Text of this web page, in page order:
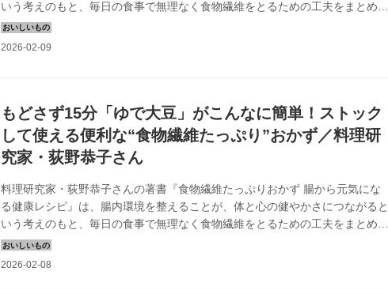
いう考えのもと、毎日の食事で無理なく食物繊維をとるための工夫をまとめた
一冊です。身近な食材で、簡単に。がんばりすぎず、続けられるレシピが紹介
されています。今回は、本書のなかから「にら玉餃子」のつくり方を紹介しま
もどさず15分「ゆで大豆」がこんなに簡単！ストック
して使える便利な“食物繊維たっぷり”おかず／料理研
究家・荻野恭子さん
料理研究家・荻野恭子さんの著書『食物繊維たっぷりおかず 腸から元気にな
る健康レシピ』は、腸内環境を整えることが、体と心の健やかさにつながると
いう考えのもと、毎日の食事で無理なく食物繊維をとるための工夫をまとめた
一冊です。身近な食材で、簡単に。がんばりすぎず、続けられるレシピが紹介
されています。今回は、本書のなかから「自家製ゆで大豆」のつくり方を紹介